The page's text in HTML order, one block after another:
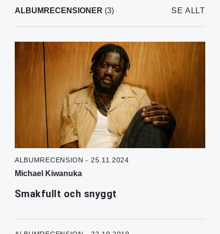
ALBUMRECENSIONER (3) SE ALLT
ALBUMRECENSION - 25.11.2024
Michael Kiwanuka
Smakfullt och snyggt